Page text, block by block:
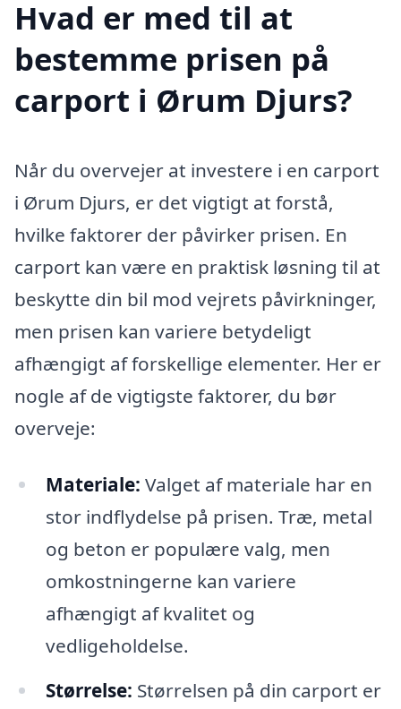
Hvad er med til at
bestemme prisen på
carport i Ørum Djurs?
Når du overvejer at investere i en carport
i Ørum Djurs, er det vigtigt at forstå,
hvilke faktorer der påvirker prisen. En
carport kan være en praktisk løsning til at
beskytte din bil mod vejrets påvirkninger,
men prisen kan variere betydeligt
afhængigt af forskellige elementer. Her er
nogle af de vigtigste faktorer, du bør
overveje:
Materiale: Valget af materiale har en
stor indflydelse på prisen. Træ, metal
og beton er populære valg, men
omkostningerne kan variere
afhængigt af kvalitet og
vedligeholdelse.
Størrelse: Størrelsen på din carport er